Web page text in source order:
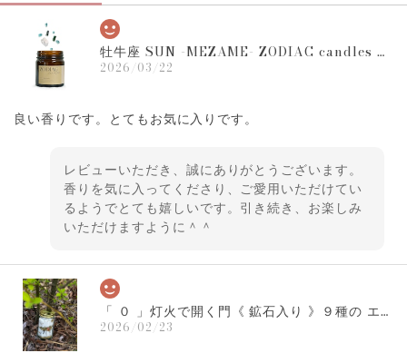
牡牛座 SUN -MEZAME- ZODIAC candles １２星座の守護石キャンドル
2026/03/22
良い香りです。とてもお気に入りです。
レビューいただき、誠にありがとうございます。
香りを気に入ってくださり、ご愛用いただけてい
るようでとても嬉しいです。引き続き、お楽しみ
いただけますように＾＾
「 ０ 」灯火で開く門《 鉱石入り 》９種の エシカル & ミネラルズ ハーバル バスポプリ｜into the Aurora ｜チャクラ 浄化 アロマ インテリア ソルト
2026/02/23